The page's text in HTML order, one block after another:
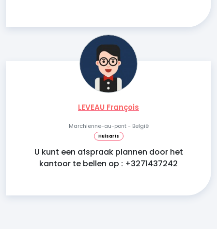
LEVEAU François
Marchienne-au-pont - België
Huisarts
U kunt een afspraak plannen door het
kantoor te bellen op : +3271437242